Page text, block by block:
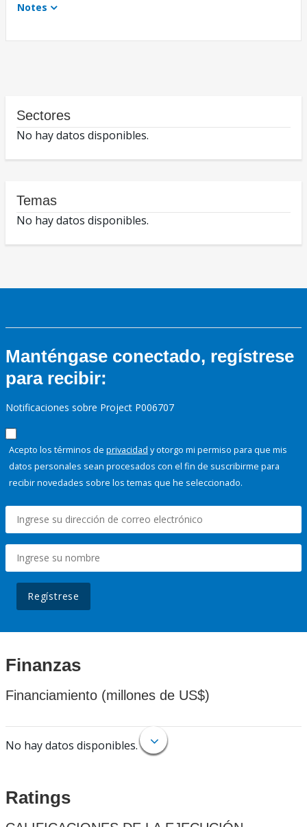
Notes
Sectores
No hay datos disponibles.
Temas
No hay datos disponibles.
Manténgase conectado, regístrese
para recibir:
Notificaciones sobre Project P006707
Acepto los términos de privacidad y otorgo mi permiso para que mis
datos personales sean procesados con el fin de suscribirme para
recibir novedades sobre los temas que he seleccionado.
Regístrese
Finanzas
Financiamiento (millones de US$)
No hay datos disponibles.
Ratings